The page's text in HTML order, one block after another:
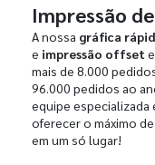
Impressão
A nossa gráfica
e impressão offset e
mais de 8.000
96.000 pedidos ao
equipe
oferecer o máximo
em um só lugar!